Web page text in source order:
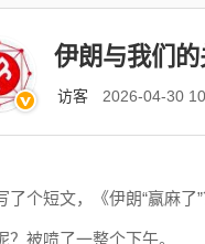
伊朗与我们
访客 2026-04-30
了个短文，《伊朗“赢麻
？被喷了一整个下午。